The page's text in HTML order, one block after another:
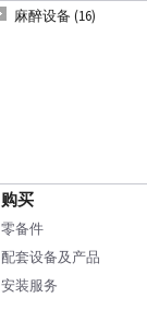
麻醉设备 (16)
购买
零备件
配套设备及产品
安装服务